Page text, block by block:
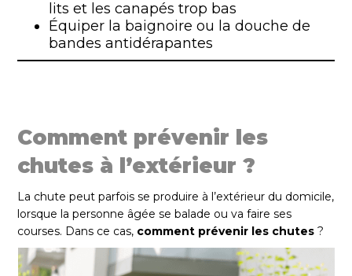
lits et les canapés trop bas
Équiper la baignoire ou la douche de
bandes antidérapantes
Comment prévenir les
chutes à l’extérieur ?
La chute peut parfois se produire à l’extérieur du domicile,
lorsque la personne âgée se balade ou va faire ses
courses. Dans ce cas, comment prévenir les chutes ?
JE CHERCHE UNE SOLUTION POUR
FAITES VOTRE CHOIX
POUR UNE UTILISATION